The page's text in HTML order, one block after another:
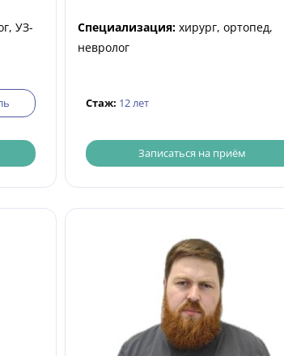
УЗ-
Специализация: хирург, ортопед,
невролог
Стаж: 12 лет
Записаться на приём